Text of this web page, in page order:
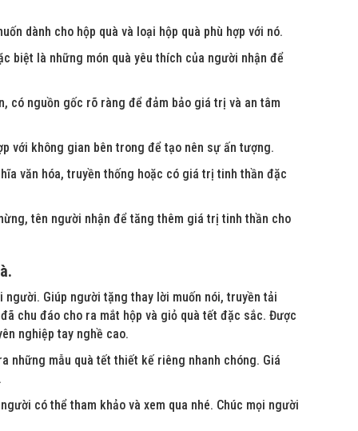
dành cho hộp quà và loại hộp quà phù hợp với nó.
biệt là những món quà yêu thích của người nhận để
có nguồn gốc rõ ràng để đảm bảo giá trị và an tâm
với không gian bên trong để tạo nên sự ấn tượng.
văn hóa, truyền thống hoặc có giá trị tinh thần đặc
tên người nhận để tăng thêm giá trị tinh thần cho
người. Giúp người tặng thay lời muốn nói, truyền tải
chu đáo cho ra mắt hộp và giỏ quà tết đặc sắc. Được
nghiệp tay nghề cao.
những mẫu quà tết thiết kế riêng nhanh chóng. Giá
có thể tham khảo và xem qua nhé. Chúc mọi người